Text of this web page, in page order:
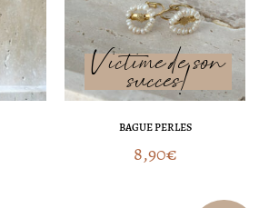
BAGUE PERLES
8,90€